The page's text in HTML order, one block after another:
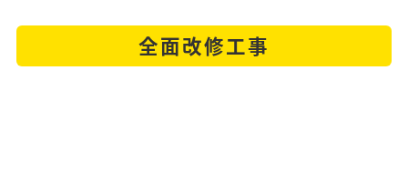
全面改修工事